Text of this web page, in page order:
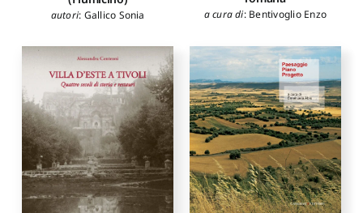
autori: Gallico Sonia a cura di: Bentivoglio Enzo